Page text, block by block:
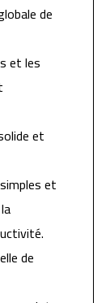
de
et les
et
et
de